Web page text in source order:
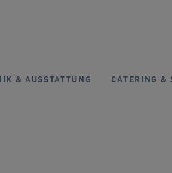
& AUSSTATTUNG CATERING &